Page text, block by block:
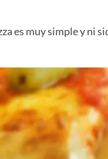
es muy simple y ni